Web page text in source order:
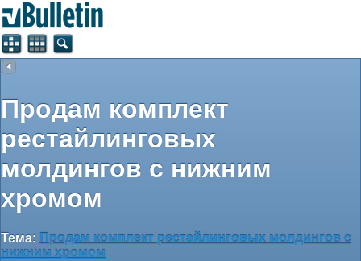
Продам комплект
рестайлинговых
молдингов с нижним
хромом
Тема: Продам комплект рестайлинговых молдингов с
нижним хромом